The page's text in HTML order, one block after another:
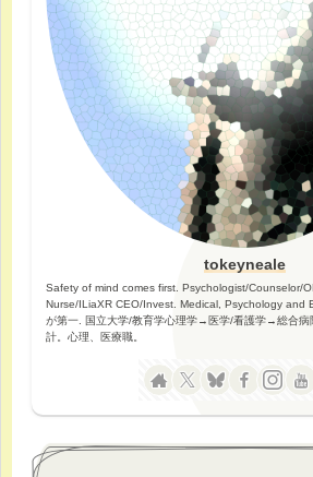
tokeyneale
Safety of mind comes first. Psychologist/Counselor/
Nurse/ILiaXR CEO/Invest. Medical, Psychology and
が第一. 国立大学/教育学心理学→医学/看護学→総合病
計。心理、医療職。